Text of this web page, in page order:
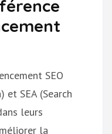
SEO
et SEA (Search
leurs
la